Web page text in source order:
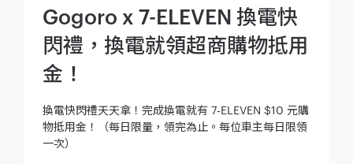
Gogoro x 7-ELEVEN 換電快
閃禮，換電就領超商購物抵用
金！
換電快閃禮天天拿！完成換電就有 7-ELEVEN $10 元購
物抵用金！（每日限量，領完為止。每位車主每日限領
一次）